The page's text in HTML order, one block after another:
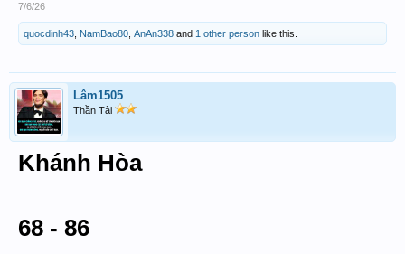
7/6/26
quocdinh43 NamBao80 AnAn338 and 1 other person like this.
Lâm1505
Thần Tài
Khánh Hòa
68 - 86